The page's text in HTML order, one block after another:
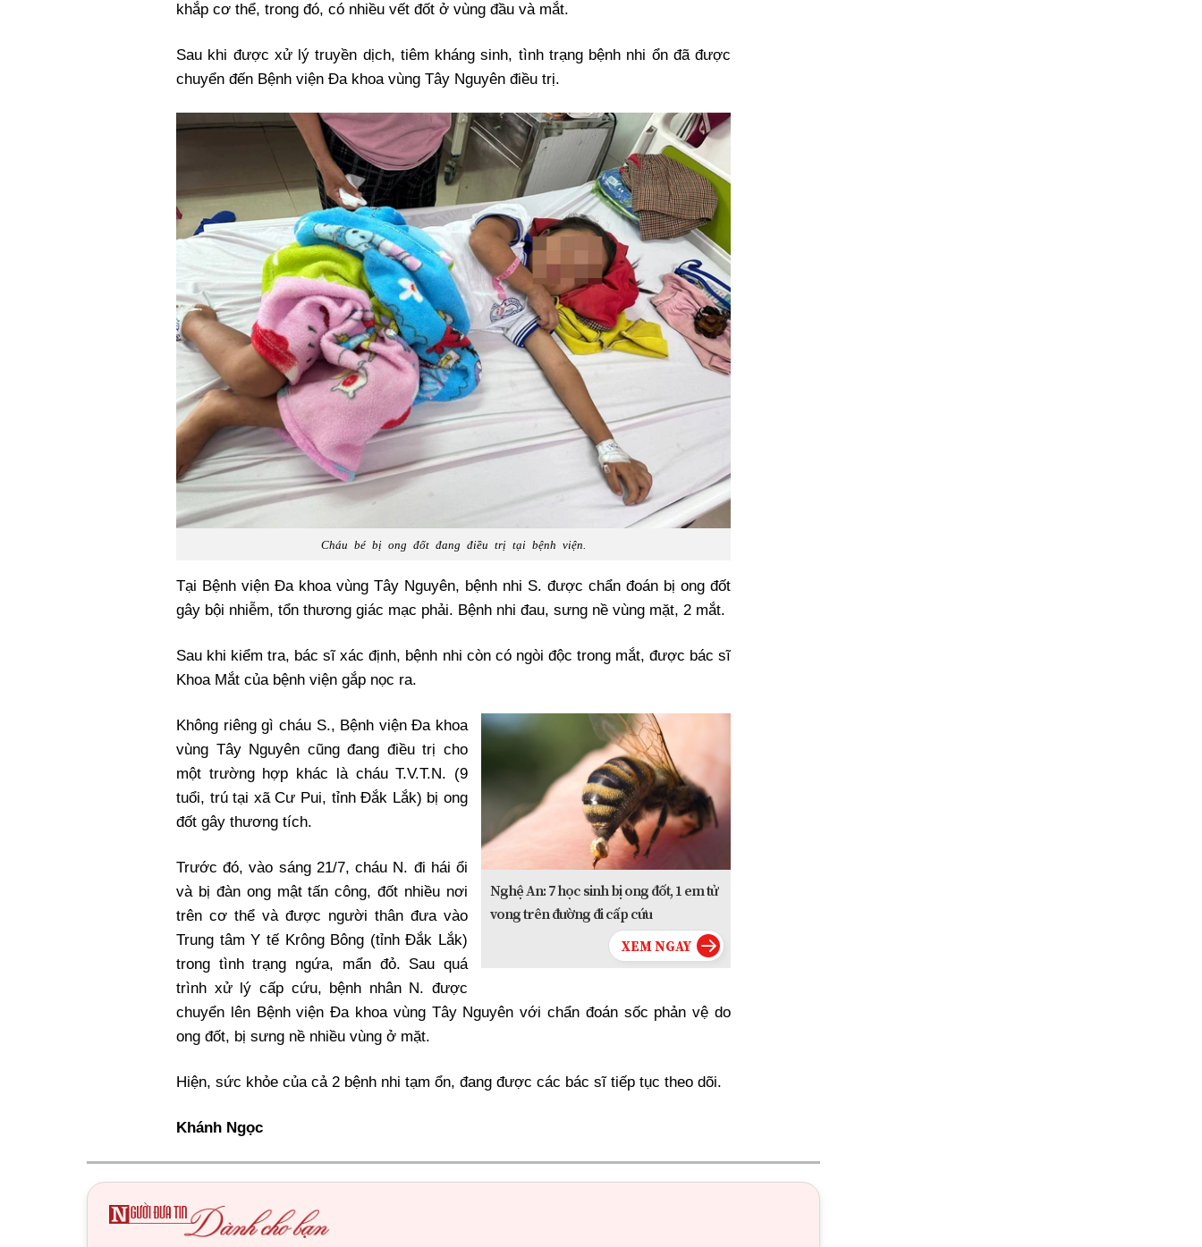
khắp cơ thể, trong đó, có nhiều vết đốt ở vùng đầu và mắt.
Sau khi được xử lý truyền dịch, tiêm kháng sinh, tình trạng bệnh nhi ổn đã được
chuyển đến Bệnh viện Đa khoa vùng Tây Nguyên điều trị.
Cháu bé bị ong đốt đang điều trị tại bệnh viện.
Tại Bệnh viện Đa khoa vùng Tây Nguyên, bệnh nhi S. được chẩn đoán bị ong đốt
gây bội nhiễm, tổn thương giác mạc phải. Bệnh nhi đau, sưng nề vùng mặt, 2 mắt.
Sau khi kiểm tra, bác sĩ xác định, bệnh nhi còn có ngòi độc trong mắt, được bác sĩ
Khoa Mắt của bệnh viện gắp nọc ra.
Nghệ An: 7 học sinh bị ong đốt, 1 em tử
vong trên đường đi cấp cứu
Không riêng gì cháu S., Bệnh viện Đa khoa
vùng Tây Nguyên cũng đang điều trị cho
một trường hợp khác là cháu T.V.T.N. (9
tuổi, trú tại xã Cư Pui, tỉnh Đắk Lắk) bị ong
đốt gây thương tích.
Trước đó, vào sáng 21/7, cháu N. đi hái ổi
và bị đàn ong mật tấn công, đốt nhiều nơi
trên cơ thể và được người thân đưa vào
Trung tâm Y tế Krông Bông (tỉnh Đắk Lắk)
trong tình trạng ngứa, mẩn đỏ. Sau quá
trình xử lý cấp cứu, bệnh nhân N. được
chuyển lên Bệnh viện Đa khoa vùng Tây Nguyên với chẩn đoán sốc phản vệ do
ong đốt, bị sưng nề nhiều vùng ở mặt.
Hiện, sức khỏe của cả 2 bệnh nhi tạm ổn, đang được các bác sĩ tiếp tục theo dõi.
Khánh Ngọc